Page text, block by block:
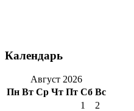
Календарь
Август 2026
Пн Вт Ср Чт Пт Сб Вс
1
2